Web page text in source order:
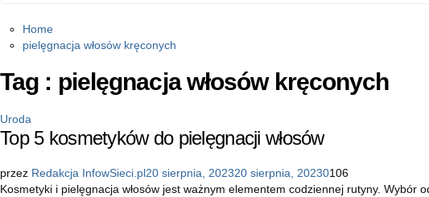
Home
pielęgnacja włosów kręconych
Tag : pielęgnacja włosów kręconych
Uroda
Top 5 kosmetyków do pielęgnacji włosów
przez Redakcja InfowSieci.pl20 sierpnia, 202320 sierpnia, 20230106
Kosmetyki i pielęgnacja włosów jest ważnym elementem codziennej rutyny. Wybór